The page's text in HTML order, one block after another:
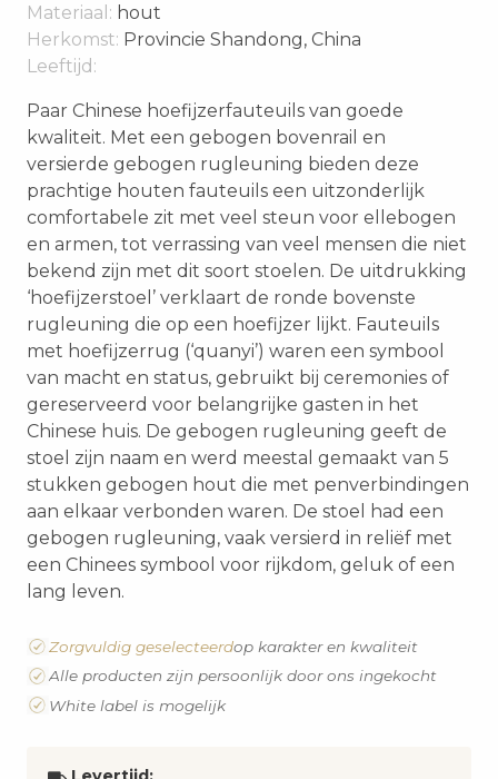
Materiaal: hout
Herkomst: Provincie Shandong, China
Leeftijd:
Paar Chinese hoefijzerfauteuils van goede
kwaliteit. Met een gebogen bovenrail en
versierde gebogen rugleuning bieden deze
prachtige houten fauteuils een uitzonderlijk
comfortabele zit met veel steun voor ellebogen
en armen, tot verrassing van veel mensen die niet
bekend zijn met dit soort stoelen. De uitdrukking
‘hoefijzerstoel’ verklaart de ronde bovenste
rugleuning die op een hoefijzer lijkt. Fauteuils
met hoefijzerrug (‘quanyi’) waren een symbool
van macht en status, gebruikt bij ceremonies of
gereserveerd voor belangrijke gasten in het
Chinese huis. De gebogen rugleuning geeft de
stoel zijn naam en werd meestal gemaakt van 5
stukken gebogen hout die met penverbindingen
aan elkaar verbonden waren. De stoel had een
gebogen rugleuning, vaak versierd in reliëf met
een Chinees symbool voor rijkdom, geluk of een
lang leven.
Zorgvuldig geselecteerdop karakter en kwaliteit
Alle producten zijn persoonlijk door ons ingekocht
White label is mogelijk